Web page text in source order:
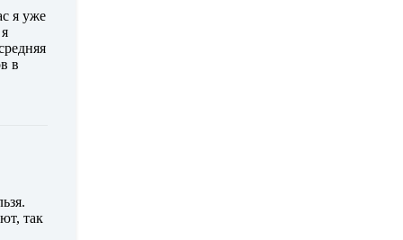
я уже
в
так